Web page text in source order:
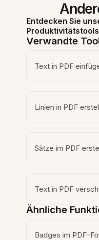
Entdecken Sie
Produktivitätstools
Verwandte
Text in PDF
Linien in PDF
Sätze im PDF
Text in PDF
Ähnliche
Badges im PDF-